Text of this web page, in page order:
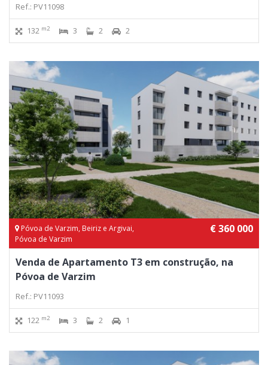
Ref.: PV11098
132 m2 3 2 2
Póvoa de Varzim, Beiriz e Argivai,
Póvoa de Varzim
€ 360 000
Venda de Apartamento T3 em construção, na
Póvoa de Varzim
Ref.: PV11093
122 m2 3 2 1